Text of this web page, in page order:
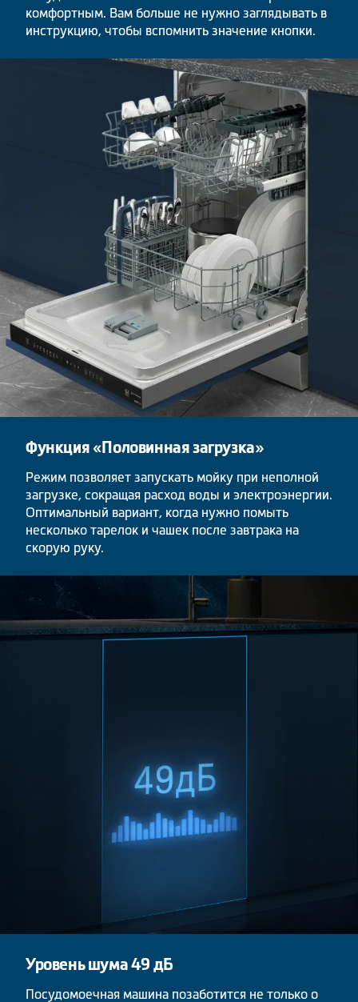
комфортным. Вам больше не нужно заглядывать в
инструкцию, чтобы вспомнить значение кнопки.
Функция «Половинная загрузка»
Режим позволяет запускать мойку при неполной
загрузке, сокращая расход воды и электроэнергии.
Оптимальный вариант, когда нужно помыть
несколько тарелок и чашек после завтрака на
скорую руку.
Уровень шума 49 дБ
Посудомоечная машина позаботится не только о